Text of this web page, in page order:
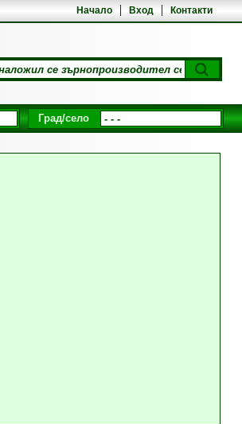
Начало Вход Контакти
Град/село